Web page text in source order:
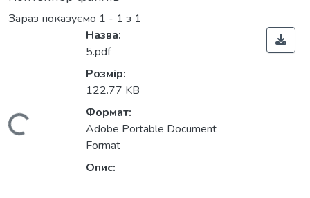
Зараз показуємо 1 - 1 з 1
Вантажиться...
Назва:
5.pdf
Розмір:
122.77 KB
Формат:
Adobe Portable Document
Format
Опис: